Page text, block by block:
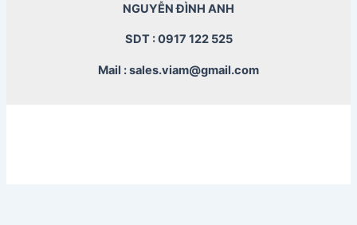
NGUYỄN ĐÌNH ANH
SDT : 0917 122 525
Mail : sales.viam@gmail.com